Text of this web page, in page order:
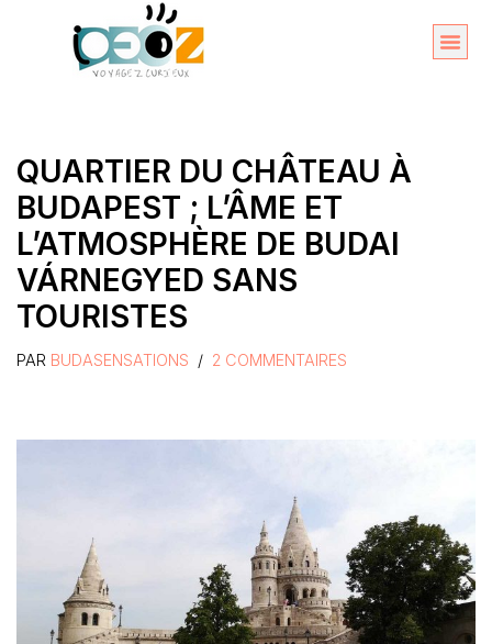
QUARTIER DU CHÂTEAU À
BUDAPEST ; L’ÂME ET
L’ATMOSPHÈRE DE BUDAI
VÁRNEGYED SANS
TOURISTES
PAR BUDASENSATIONS 2 COMMENTAIRES